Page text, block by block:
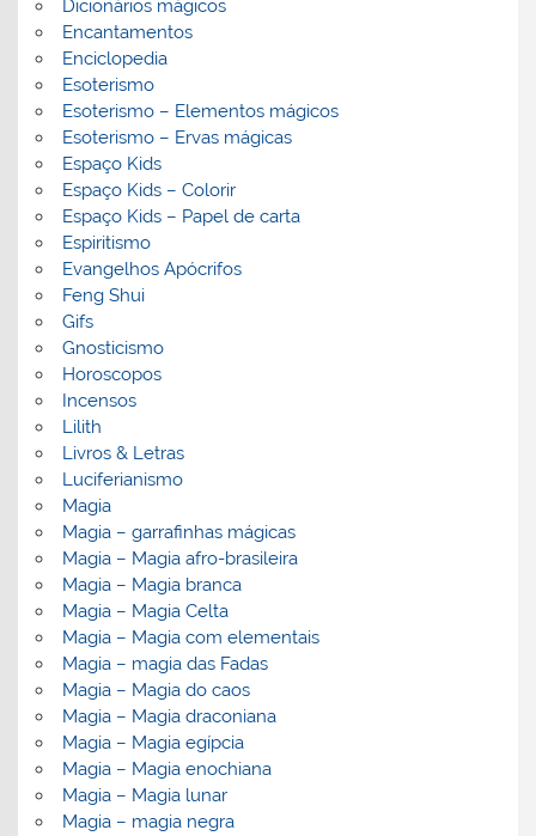
Dicionários mágicos
Encantamentos
Enciclopedia
Esoterismo
Esoterismo – Elementos mágicos
Esoterismo – Ervas mágicas
Espaço Kids
Espaço Kids – Colorir
Espaço Kids – Papel de carta
Espiritismo
Evangelhos Apócrifos
Feng Shui
Gifs
Gnosticismo
Horoscopos
Incensos
Lilith
Livros & Letras
Luciferianismo
Magia
Magia – garrafinhas mágicas
Magia – Magia afro-brasileira
Magia – Magia branca
Magia – Magia Celta
Magia – Magia com elementais
Magia – magia das Fadas
Magia – Magia do caos
Magia – Magia draconiana
Magia – Magia egípcia
Magia – Magia enochiana
Magia – Magia lunar
Magia – magia negra